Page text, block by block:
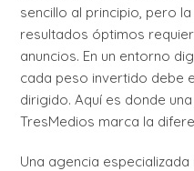
sencillo al principio, pero
resultados óptimos
anuncios. En un entorno
cada peso invertido debe
dirigido. Aquí es donde
TresMedios marca la
Una agencia